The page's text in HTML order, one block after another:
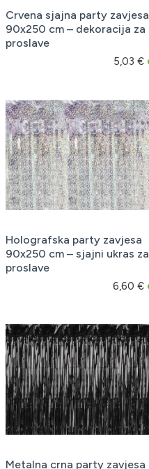
Crvena sjajna party zavjesa
90x250 cm – dekoracija za
proslave
5,03 €
Holografska party zavjesa
90x250 cm – sjajni ukras za
proslave
6,60 €
Metalna crna party zavjesa